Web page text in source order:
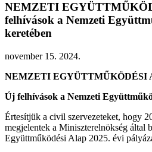
NEMZETI
felhívások a Nemzeti
keretében
november 15. 2024.
NEMZETI EGYÜTTMŰKÖDÉSI
Új felhívások a Nemzeti
Értesítjük a civil szervezeteket, hogy
megjelentek a Miniszterelnökség által
Együttműködési Alap 2025. évi